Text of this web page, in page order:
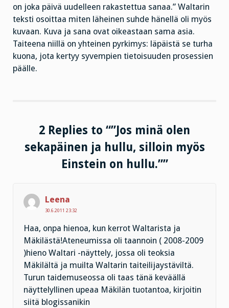
on joka päivä uudelleen rakastettua sanaa.” Waltarin
teksti osoittaa miten läheinen suhde hänellä oli myös
kuvaan. Kuva ja sana ovat oikeastaan sama asia.
Taiteena niillä on yhteinen pyrkimys: läpäistä se turha
kuona, jota kertyy syvempien tietoisuuden prosessien
päälle.
2 Replies to “”Jos minä olen
sekapäinen ja hullu, silloin myös
Einstein on hullu.””
Leena
30.6.2011 23:32
Haa, onpa hienoa, kun kerrot Waltarista ja
Mäkilästä!Ateneumissa oli taannoin ( 2008-2009
)hieno Waltari -näyttely, jossa oli teoksia
Mäkilältä ja muilta Waltarin taiteilijaystäviltä.
Turun taidemuseossa oli taas tänä keväällä
näyttelyllinen upeaa Mäkilän tuotantoa, kirjoitin
siitä blogissanikin